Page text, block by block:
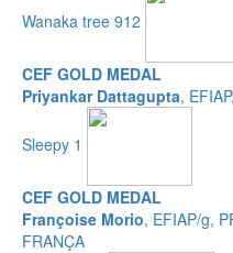
Wanaka tree 912
CEF GOLD MEDAL
Priyankar Dattagupta,
Sleepy 1
CEF GOLD MEDAL
Françoise Morio, EFIAP/g,
FRANÇA